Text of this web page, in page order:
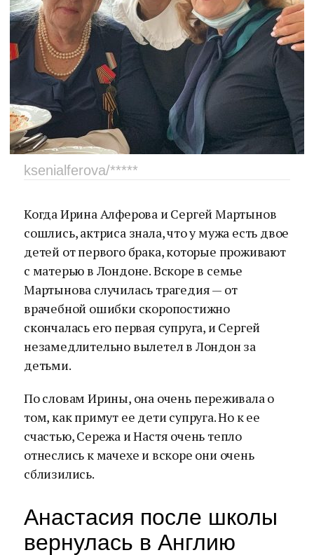
ksenialferova/*****
Когда Ирина Алферова и Сергей Мартынов
сошлись, актриса знала, что у мужа есть двое
детей от первого брака, которые проживают
с матерью в Лондоне. Вскоре в семье
Мартынова случилась трагедия — от
врачебной ошибки скоропостижно
скончалась его первая супруга, и Сергей
незамедлительно вылетел в Лондон за
детьми.
По словам Ирины, она очень переживала о
том, как примут ее дети супруга. Но к ее
счастью, Сережа и Настя очень тепло
отнеслись к мачехе и вскоре они очень
сблизились.
Анастасия после школы
вернулась в Англию